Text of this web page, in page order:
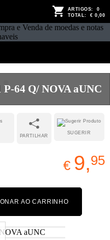
ARTIGOS: 0
TOTAL: € 0,00
64 Q/ NOVA aUNC
SUGERIR
PARTILHAR
€ 9,95
AO CARRINHO